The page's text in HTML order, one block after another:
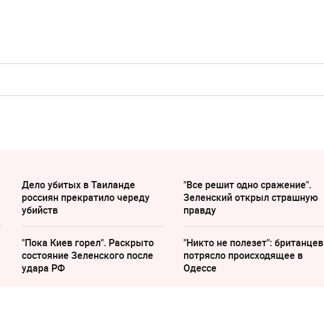
Дело убитых в Таиланде
россиян прекратило череду
убийств
"Все решит одно сражение".
Зеленский открыл страшную
правду
"Пока Киев горел". Раскрыто
состояние Зеленского после
удара РФ
"Никто не полезет": британцев
потрясло происходящее в
Одессе